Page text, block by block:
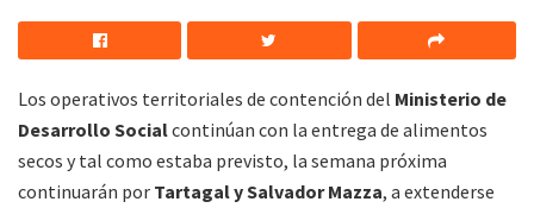
Los operativos territoriales de contención del Ministerio de
Desarrollo Socialcontinúan con la entrega de alimentos
secos y tal como estaba previsto, la semana próxima
continuarán por Tartagal y Salvador Mazza, a extenderse